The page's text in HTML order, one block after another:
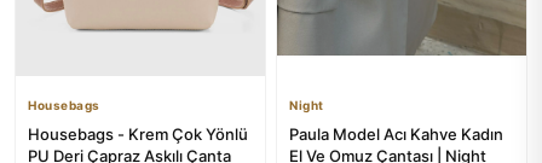
Housebags
Housebags - Krem Çok Yönlü
PU Deri Çapraz Askılı Çanta
Night
Paula Model Acı Kahve Kadın
El Ve Omuz Çantası | Night